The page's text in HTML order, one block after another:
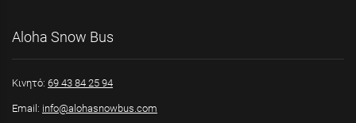
Aloha Snow Bus
Κινητό: 69 43 84 25 94
Email: info@alohasnowbus.com